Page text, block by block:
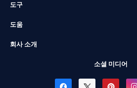
도구
도움
회사 소개
소셜 미디어